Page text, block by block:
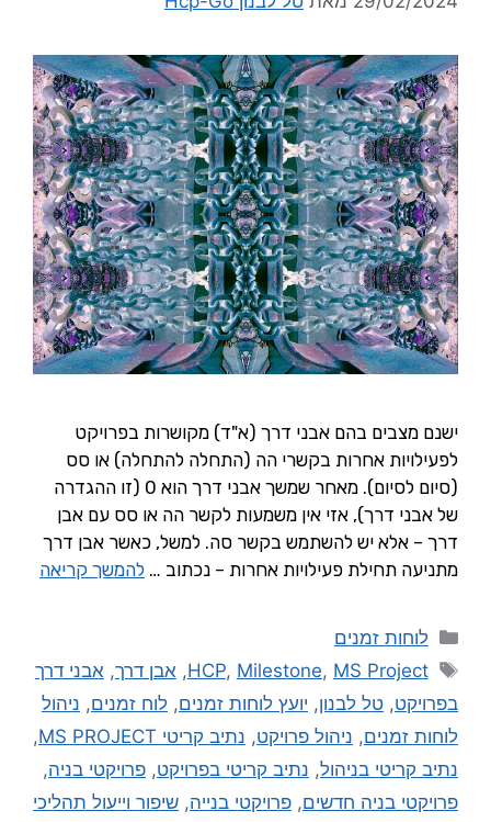
ישנם מצבים בהם אבני דרך (א"ד) מקושרות בפרויקט
לפעילויות אחרות בקשרי הה (התחלה להתחלה) או סס
(סיום לסיום). מאחר שמשך אבני דרך הוא 0 (זו ההגדרה
של אבני דרך), אזי אין משמעות לקשר הה או סס עם אבן
דרך – אלא יש להשתמש בקשר סה. למשל, כאשר אבן דרך
מתניעה תחילת פעילויות אחרות – נכתוב … להמשך קריאה
לוחות זמנים
HCP, Milestone, MS Project
,אבן דרך,אבני דרך
בפרויקט, טל לבנון, יועץ לוחות זמנים, לוח זמנים, ניהול
לוחות זמנים, ניהול פרויקט, נתיב קריטי MS PROJECT
,
נתיב קריטי בניהול, נתיב קריטי בפרויקט, פרויקטי בניה,
פרויקטי בניה חדשים, פרויקטי בנייה, שיפור וייעול תהליכי